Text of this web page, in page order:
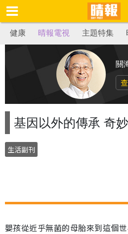
健康 晴報電視 主題特集
關
基因以外的傳承 奇
生活副刊
嬰孩從近乎無菌的母胎來到這個